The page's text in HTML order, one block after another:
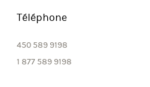
Téléphone